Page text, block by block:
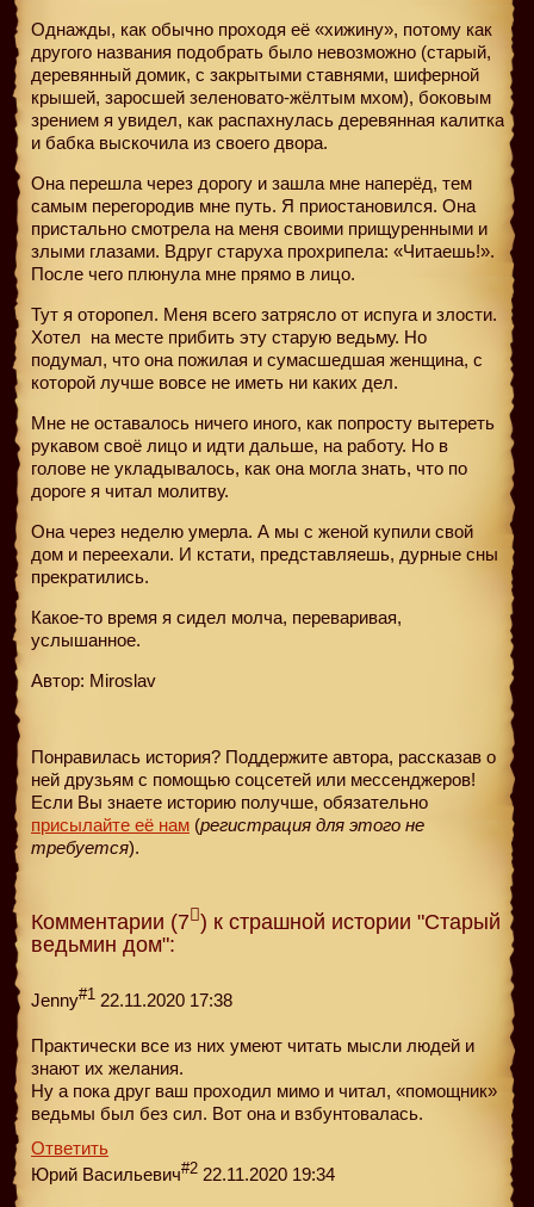
Однажды, как обычно проходя её «хижину», потому как
другого названия подобрать было невозможно (старый,
деревянный домик, с закрытыми ставнями, шиферной
крышей, заросшей зеленовато-жёлтым мхом), боковым
зрением я увидел, как распахнулась деревянная калитка
и бабка выскочила из своего двора.
Она перешла через дорогу и зашла мне наперёд, тем
самым перегородив мне путь. Я приостановился. Она
пристально смотрела на меня своими прищуренными и
злыми глазами. Вдруг старуха прохрипела: «Читаешь!».
После чего плюнула мне прямо в лицо.
Тут я оторопел. Меня всего затрясло от испуга и злости.
Хотел на месте прибить эту старую ведьму. Но
подумал, что она пожилая и сумасшедшая женщина, с
которой лучше вовсе не иметь ни каких дел.
Мне не оставалось ничего иного, как попросту вытереть
рукавом своё лицо и идти дальше, на работу. Но в
голове не укладывалось, как она могла знать, что по
дороге я читал молитву.
Она через неделю умерла. А мы с женой купили свой
дом и переехали. И кстати, представляешь, дурные сны
прекратились.
Какое-то время я сидел молча, переваривая,
услышанное.
Автор: Miroslav
Понравилась история? Поддержите автора, рассказав о
ней друзьям с помощью соцсетей или мессенджеров!
Если Вы знаете историю получше, обязательно
присылайте её нам (регистрация для этого не
требуется).
Комментарии (7 ) к страшной истории "Старый
ведьмин дом":
Jenny#1 22.11.2020 17:38
Практически все из них умеют читать мысли людей и
знают их желания.
Ну а пока друг ваш проходил мимо и читал, «помощник»
ведьмы был без сил. Вот она и взбунтовалась.
Ответить
Юрий Васильевич#2 22.11.2020 19:34